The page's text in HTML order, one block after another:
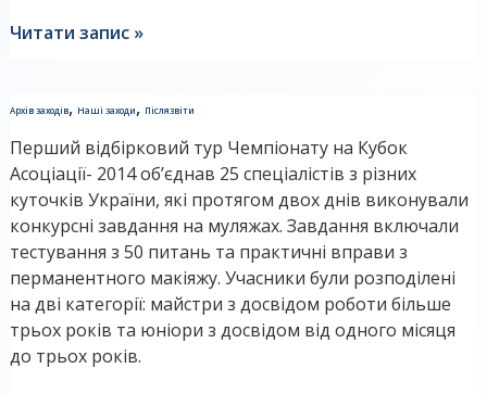
Читати запис »
Архів заходів, Наші заходи, Післязвіти
Перший відбірковий тур Чемпіонату на Кубок
Асоціації- 2014 об’єднав 25 спеціалістів з різних
куточків України, які протягом двох днів виконували
конкурсні завдання на муляжах. Завдання включали
тестування з 50 питань та практичні вправи з
перманентного макіяжу. Учасники були розподілені
на дві категорії: майстри з досвідом роботи більше
трьох років та юніори з досвідом від одного місяця
до трьох років.
Звіт
відбіркового
туру